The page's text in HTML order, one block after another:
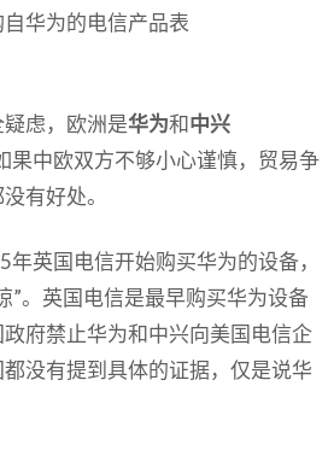
华为的电信产品表
虑，欧洲是华为和中兴
中欧双方不够小心谨慎，贸易争
有好处。
英国电信开始购买华为的设备，
”。英国电信是最早购买华为设备
府禁止华为和中兴向美国电信企
没有提到具体的证据，仅是说华